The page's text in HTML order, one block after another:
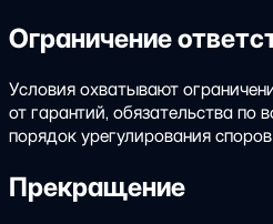
Ограничение
Условия охватывают
от гарантий, обязательства
порядок урегулирования
Прекращение